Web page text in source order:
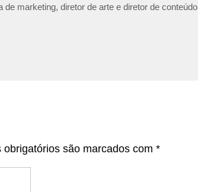
marketing, diretor de arte e diretor de conteúdo
obrigatórios são marcados com *